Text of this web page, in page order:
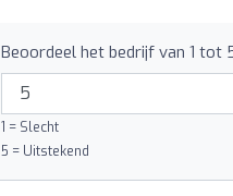
Beoordeel het bedrijf van 1 tot
1 = Slecht
5 = Uitstekend